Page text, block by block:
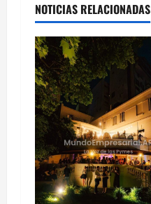
NOTICIAS RELACIONADAS